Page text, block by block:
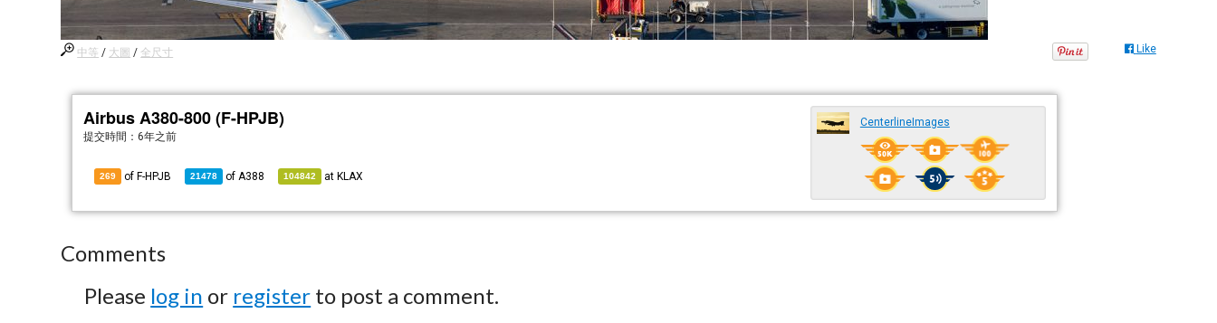
中等 / 大圖 / 全尺寸 Like
Airbus A380-800 (F-HPJB)
提交時間：6年之前
269 of F-HPJB 21478 ofA388 104842 at KLAX
CenterlineImages
Comments
Please log in or register to post a comment.